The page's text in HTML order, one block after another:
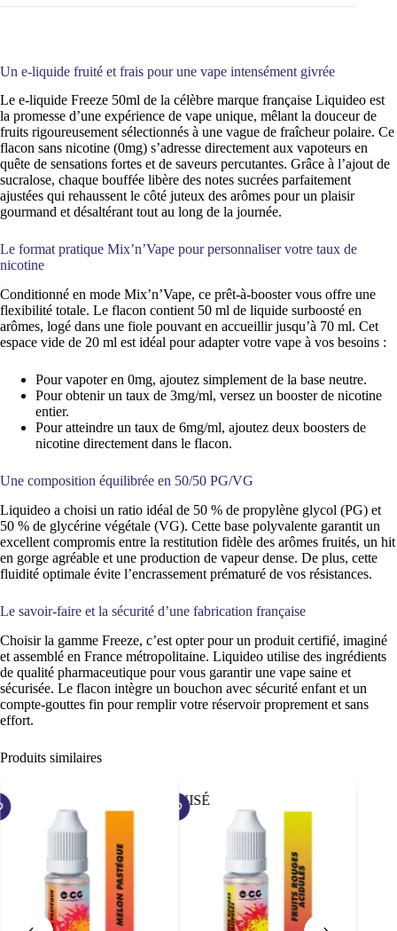
Un e-liquide fruité et frais pour une vape intensément givrée
Le e-liquide Freeze 50ml de la célèbre marque française Liquideo est
la promesse d’une expérience de vape unique, mêlant la douceur de
fruits rigoureusement sélectionnés à une vague de fraîcheur polaire. Ce
flacon sans nicotine (0mg) s’adresse directement aux vapoteurs en
quête de sensations fortes et de saveurs percutantes. Grâce à l’ajout de
sucralose, chaque bouffée libère des notes sucrées parfaitement
ajustées qui rehaussent le côté juteux des arômes pour un plaisir
gourmand et désaltérant tout au long de la journée.
Le format pratique Mix’n’Vape pour personnaliser votre taux de
nicotine
Conditionné en mode Mix’n’Vape, ce prêt-à-booster vous offre une
flexibilité totale. Le flacon contient 50 ml de liquide surboosté en
arômes, logé dans une fiole pouvant en accueillir jusqu’à 70 ml. Cet
espace vide de 20 ml est idéal pour adapter votre vape à vos besoins :
Pour vapoter en 0mg, ajoutez simplement de la base neutre.
Pour obtenir un taux de 3mg/ml, versez un booster de nicotine
entier.
Pour atteindre un taux de 6mg/ml, ajoutez deux boosters de
nicotine directement dans le flacon.
Une composition équilibrée en 50/50 PG/VG
Liquideo a choisi un ratio idéal de 50 % de propylène glycol (PG) et
50 % de glycérine végétale (VG). Cette base polyvalente garantit un
excellent compromis entre la restitution fidèle des arômes fruités, un hit
en gorge agréable et une production de vapeur dense. De plus, cette
fluidité optimale évite l’encrassement prématuré de vos résistances.
Le savoir-faire et la sécurité d’une fabrication française
Choisir la gamme Freeze, c’est opter pour un produit certifié, imaginé
et assemblé en France métropolitaine. Liquideo utilise des ingrédients
de qualité pharmaceutique pour vous garantir une vape saine et
sécurisée. Le flacon intègre un bouchon avec sécurité enfant et un
compte-gouttes fin pour remplir votre réservoir proprement et sans
effort.
Produits similaires
ÉPUISÉ